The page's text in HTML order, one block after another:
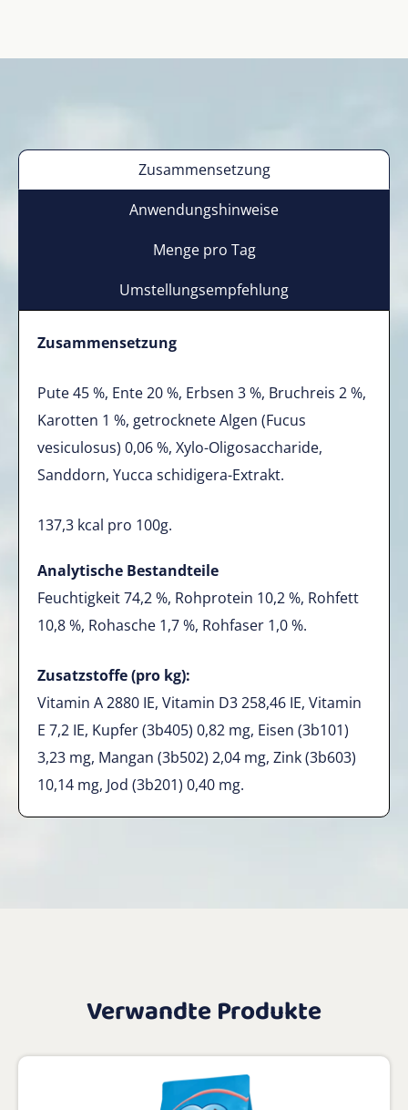
Zusammensetzung
Anwendungshinweise
Menge pro Tag
Umstellungsempfehlung
Zusammensetzung
Pute 45 %, Ente 20 %, Erbsen 3 %, Bruchreis 2 %,
Karotten 1 %, getrocknete Algen (Fucus
vesiculosus) 0,06 %, Xylo-Oligosaccharide,
Sanddorn, Yucca schidigera-Extrakt.
137,3 kcal pro 100g.
Analytische Bestandteile
Feuchtigkeit 74,2 %, Rohprotein 10,2 %, Rohfett
10,8 %, Rohasche 1,7 %, Rohfaser 1,0 %.
Zusatzstoffe (pro kg):
Vitamin A 2880 IE, Vitamin D3 258,46 IE, Vitamin
E 7,2 IE, Kupfer (3b405) 0,82 mg, Eisen (3b101)
3,23 mg, Mangan (3b502) 2,04 mg, Zink (3b603)
10,14 mg, Jod (3b201) 0,40 mg.
Verwandte Produkte